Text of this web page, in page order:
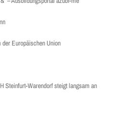
Europäischen Union
Steinfurt-Warendorf steigt langsam an